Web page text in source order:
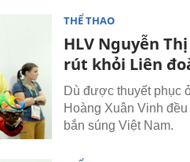
THỂ THAO
HLV Nguyễn
rút khỏi Liên
Dù được thuyết phục
Hoàng Xuân Vinh
bắn súng Việt Nam.